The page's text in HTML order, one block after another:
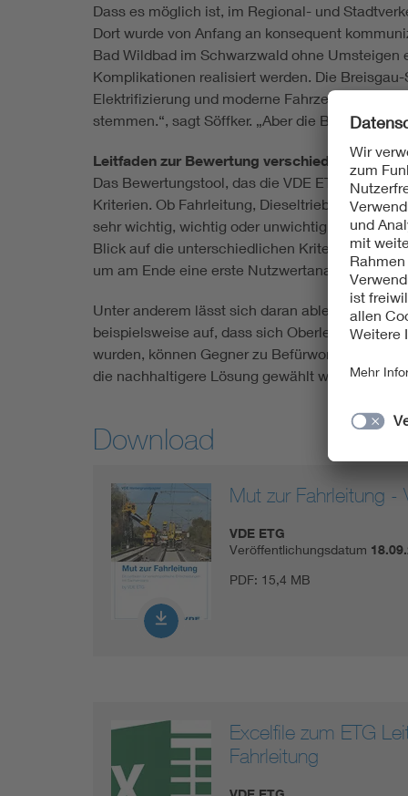
Dass es möglich ist, im Regional- und
Dort wurde von Anfang an konsequent
Bad Wildbad im Schwarzwald ohne
Komplikationen realisiert werden. Die
Elektrifizierung und moderne Fahrzeuge
stemmen.“, sagt Söffker. „Aber die Beispiele
Leitfaden zur Bewertung verschiedener
Das Bewertungstool, das die VDE ETG im
Kriterien. Ob Fahrleitung, Dieseltriebwagen
sehr wichtig, wichtig oder unwichtig ist. Am
Blick auf die unterschiedlichen Kriterien
um am Ende eine erste Nutzwertanalyse für
Unter anderem lässt sich daran ablesen,
beispielsweise auf, dass sich Oberleitungen
wurden, können Gegner zu Befürwortern
die nachhaltigere Lösung gewählt wird.“, betont
Download
Mut zur Fahrleitung -
VDE ETG
Veröffentlichungsdatum
PDF: 15,4 MB
Excelfile zum ETG
Fahrleitung